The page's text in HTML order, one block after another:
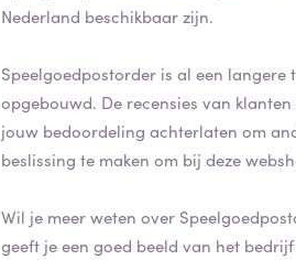
Nederland beschikbaar zijn.
Speelgoedpostorder is al een
opgebouwd. De recensies van klanten zijn dan ook overwegend positief. Op ReviewXL kan jij ook
jouw bedoordeling achterlaten om
beslissing te maken om bij deze
Wil je meer weten over
geeft je een goed beeld van het bedrijf en je